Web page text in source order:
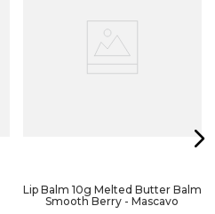
Lip Balm 10g Melted Butter Balm
Smooth Berry - Mascavo